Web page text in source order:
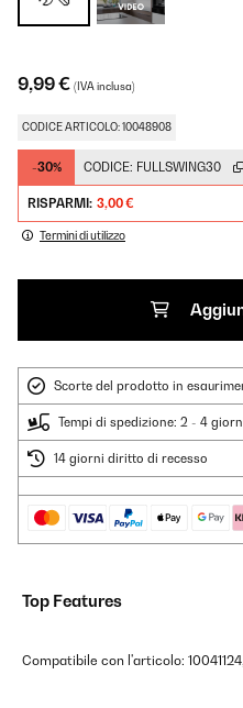
9,99 € (IVA inclusa)
CODICE ARTICOLO: 10048908
-30% CODICE: FULLSWING30
RISPARMI: 3,00 €
Termini di utilizzo
Scorte del prodotto in
Tempi di spedizione: 2 - 4
14 giorni diritto di recesso
Top Features
Compatibile con l'articolo: